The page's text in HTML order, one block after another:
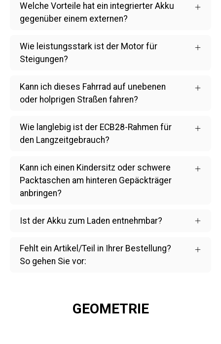
Welche Vorteile hat ein integrierter Akku
gegenüber einem externen?
Wie leistungsstark ist der Motor für
Steigungen?
Kann ich dieses Fahrrad auf unebenen
oder holprigen Straßen fahren?
Wie langlebig ist der ECB28-Rahmen für
den Langzeitgebrauch?
Kann ich einen Kindersitz oder schwere
Packtaschen am hinteren Gepäckträger
anbringen?
Ist der Akku zum Laden entnehmbar?
Fehlt ein Artikel/Teil in Ihrer Bestellung?
So gehen Sie vor:
GEOMETRIE